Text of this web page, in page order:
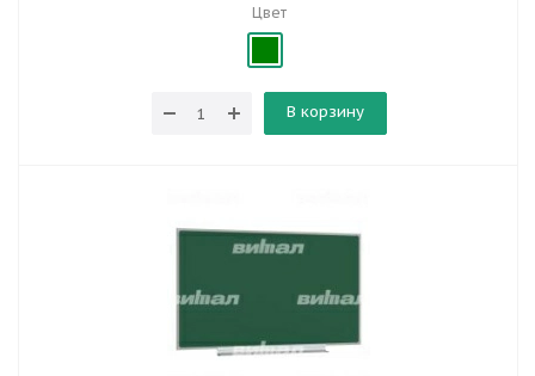
Цвет
В корзину